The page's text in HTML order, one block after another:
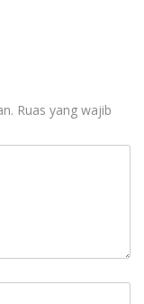
Ruas yang wajib